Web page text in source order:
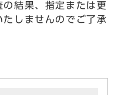
結果、指定または更
しませんのでご了承